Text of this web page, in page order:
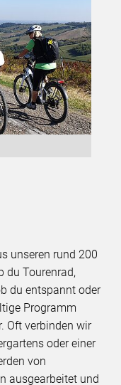
unseren rund 200
du Tourenrad,
du entspannt oder
Programm
Oft verbinden wir
oder einer
von
ausgearbeitet und